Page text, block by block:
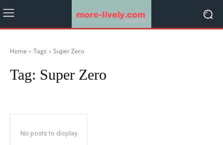
Home Tags Super Zero
Tag: Super Zero
No posts to display